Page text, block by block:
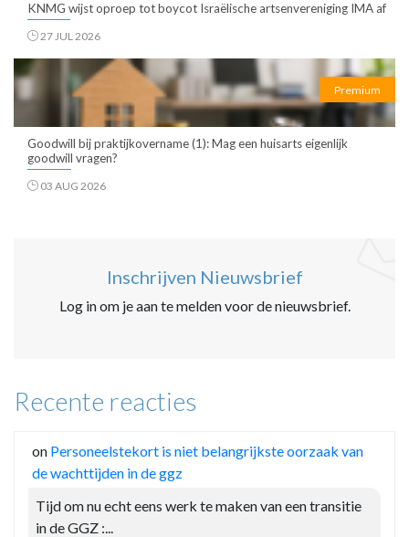
KNMG wijst oproep tot boycot Israëlische artsenvereniging IMA af
27 JUL 2026
Premium
Goodwill bij praktijkovername (1): Mag een huisarts eigenlijk
goodwill vragen?
03 AUG 2026
Inschrijven Nieuwsbrief
Log in om je aan te melden voor de nieuwsbrief.
Recente reacties
on Personeelstekort is niet belangrijkste oorzaak van
de wachttijden in de ggz
Tijd om nu echt eens werk te maken van een transitie
in de GGZ :...